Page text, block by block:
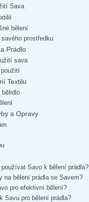
Sava
bělení
prostředku
Prádlo
sava
Textilu
a Opravy
Savo k bělení prádla?
na bělení prádla se Savem?
pro efektivní bělení?
Savu pro bělení prádla?